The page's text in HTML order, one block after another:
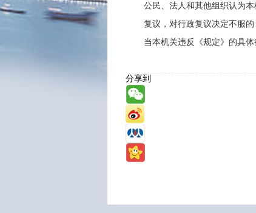
公民、法人和其他组织认为
复议，对行政复议决定不服
当本机关违反《规定》的具
分享到